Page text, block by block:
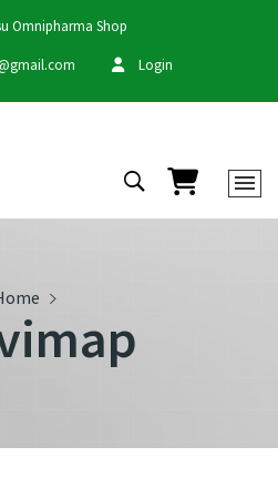
Omnipharma Shop
Login
Carrello